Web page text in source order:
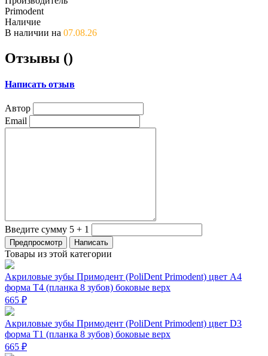
Primodent
Наличие
В наличии на 07.08.26
Отзывы ()
Написать отзыв
Автор
Email
Введите сумму 5 + 1
Товары из этой категории
Акриловые зубы Примодент (PoliDent Primodent) цвет A4
форма T4 (планка 8 зубов) боковые верх
665 ₽
Акриловые зубы Примодент (PoliDent Primodent) цвет D3
форма T1 (планка 8 зубов) боковые верх
665 ₽